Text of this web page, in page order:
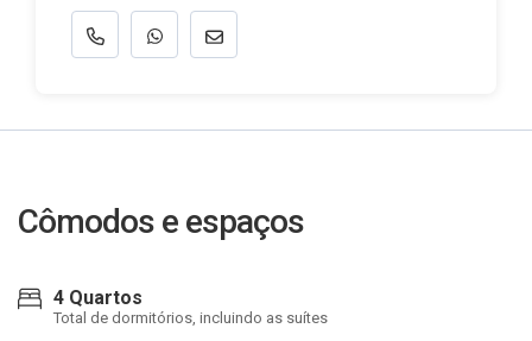
Cômodos e espaços
4 Quartos
Total de dormitórios, incluindo as suítes